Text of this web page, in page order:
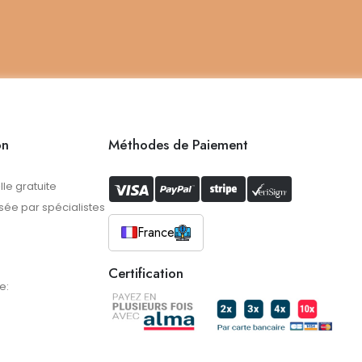
gratuite
par spécialistes
Méthodes de Paiement
France
Certification